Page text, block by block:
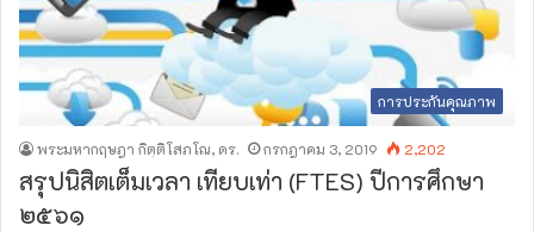
การประกันคุณภาพ
พระมหากฤษฎา กิตฺติโสภโณ, ดร. กรกฎาคม 3, 2019 2,202
สรุปนิสิตเต็มเวลา เทียบเท่า (FTES) ปีการศึกษา
๒๕๖๑